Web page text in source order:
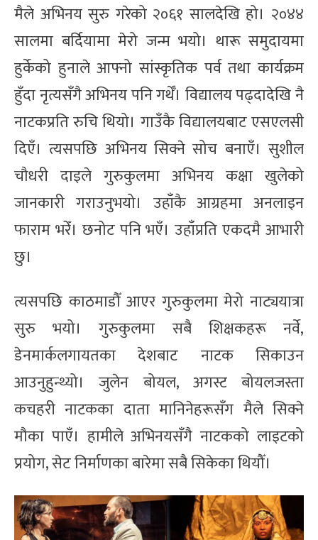
मैले अभिनय सुरु गरेको २०६१ सालदेखि हो। २०४४
सालमा बर्दियामा मेरो जन्म भयो। थारू समुदायमा
हुर्केको हुनाले आफ्नो सांस्कृतिक पर्व तथा कार्यक्रम
हुँदा नृत्यसँगै अभिनय पनि गर्थेँ। विद्यालय पढ्दादेखि नै
नाटकप्रति रुचि थियो। गाउँकै विद्यालयबाट एसएलसी
दिएँ। त्यसपछि अभिनय सिक्ने सोच बनाएँ। सुशील
चौधरी दाइले गुरुकुलमा अभिनय कक्षा खुलेको
जानकारी गराउनुभयो। उहाँकै आग्रहमा अनलाइन
फाराम भरेँ। छनोट पनि भएँ। उहाँप्रति एकदमै आभारी
छु।
त्यसपछि काठमाडौँ आएर गुरुकुलमा मेरो नाट्ययात्रा
सुरु भयो। गुरुकुलमा सबै शिक्षकहरू नर्वे,
डेनमार्कलगायतका देशबाट नाटक सिकाउन
आउनुहुन्थ्यो। जुलेन बोयल, अगस्ट बोयलजस्ता
कचहरी नाटकका दाता मानिनेहरूसँग मैले सिक्ने
मौका पाएँ। हामीले अभिनयसँगै नाटकको लाइटको
प्रयोग, सेट निर्माणका बारेमा सबै सिकेका थियौँ।